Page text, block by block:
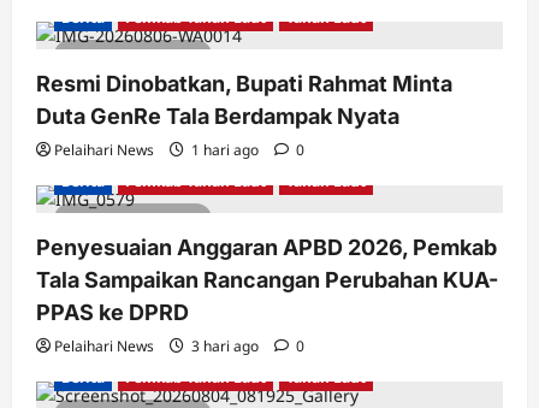
3 minutes read
Berita Pemkab Tanah Laut Tanah Laut
Resmi Dinobatkan, Bupati Rahmat Minta
Duta GenRe Tala Berdampak Nyata
Pelaihari News 1 hari ago 0
2 minutes read
Berita Pemkab Tanah Laut Tanah Laut
Penyesuaian Anggaran APBD 2026, Pemkab
Tala Sampaikan Rancangan Perubahan KUA-
PPAS ke DPRD
Pelaihari News 3 hari ago 0
Berita Pemkab Tanah Laut Tanah Laut